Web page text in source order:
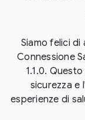
Siamo felici di
Connessione
1.1.0.
sicurezza e
esperienze di